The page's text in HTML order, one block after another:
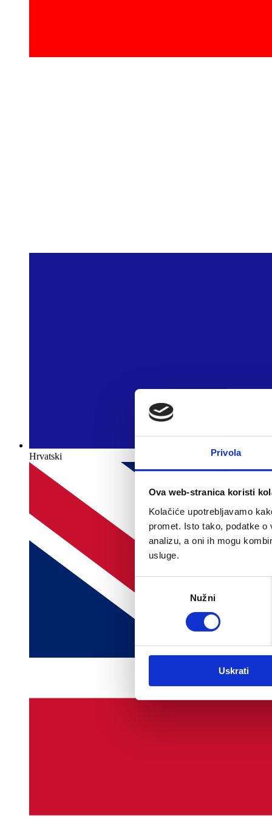
Privola
Ova web-stranica koristi
Kolačiće upotrebljavamo
promet. Isto tako, podatke
analizu, a oni ih mogu
usluge.
Nužni
Uskrati
Hrvatski